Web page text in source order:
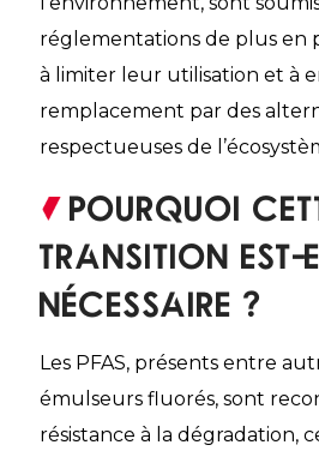
réglementations de plus en
à limiter leur utilisation et à
remplacement par des
respectueuses de
Pourquoi
transition est-
nécessaire ?
Les PFAS, présents entre
émulseurs fluorés, sont
résistance à la dégradation,